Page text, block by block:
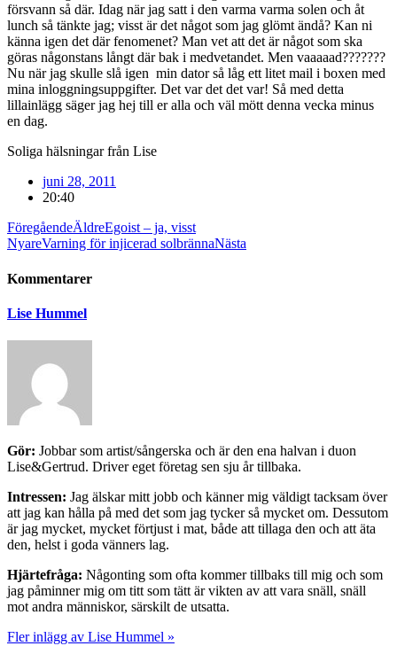
försvann så där. Idag när jag satt i den varma varma solen och åt
lunch så tänkte jag; visst är det något som jag glömt ändå? Kan ni
känna igen det där fenomenet? Man vet att det är något som ska
göras någonstans långt där bak i medvetandet. Men vaaaaad???????
Nu när jag skulle slå igen min dator så låg ett litet mail i boxen med
mina inloggningsuppgifter. Det var det det var! Så med detta
lillainlägg säger jag hej till er alla och väl mött denna vecka minus
en dag.
Soliga hälsningar från Lise
juni 28, 2011
20:40
FöregåendeÄldreEgoist – ja, visst
NyareVarning för injicerad solbrännaNästa
Kommentarer
Lise Hummel
Gör: Jobbar som artist/sångerska och är den ena halvan i duon
Lise&Gertrud. Driver eget företag sen sju år tillbaka.
Intressen: Jag älskar mitt jobb och känner mig väldigt tacksam över
att jag kan hålla på med det som jag tycker så mycket om. Dessutom
är jag mycket, mycket förtjust i mat, både att tillaga den och att äta
den, helst i goda vänners lag.
Hjärtefråga: Någonting som ofta kommer tillbaks till mig och som
jag påminner mig om titt som tätt är vikten av att vara snäll, snäll
mot andra människor, särskilt de utsatta.
Fler inlägg av Lise Hummel »